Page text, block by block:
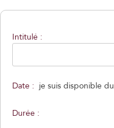
Intitulé :
Date : je suis disponible du
Durée :